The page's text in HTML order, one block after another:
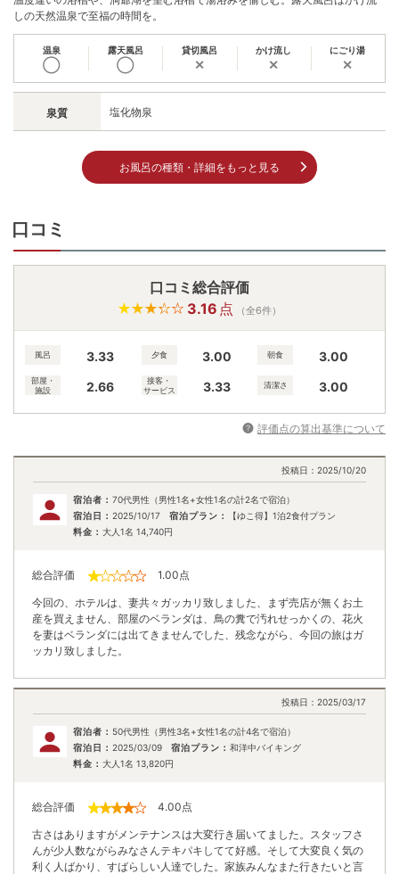
しの天然温泉で至福の時間を。
温泉
◯
露天風呂
◯
貸切風呂
✕
かけ流し
✕
にごり湯
✕
泉質 塩化物泉
お風呂の種類・詳細をもっと見る
口コミ
口コミ総合評価
3.16 点 （全6件）
風呂 3.33 夕食 3.00 朝食 3.00
部屋・
施設
2.66
接客・
サービス
3.33 清潔さ 3.00
評価点の算出基準について
投稿日： 2025/10/20
宿泊者： 70代男性（男性1名+女性1名の計2名で宿泊）
宿泊日： 2025/10/17 宿泊プラン：
【ゆこ得】1泊2食付プラン
料金： 大人1名 14,740円
総合評価 1.00 点
今回の、ホテルは、妻共々ガッカリ致しました、まず売店が無くお土
産を買えません、部屋のベランダは、鳥の糞で汚れせっかくの、花火
を妻はベランダには出てきませんでした、残念ながら、今回の旅はガ
ッカリ致しました。
投稿日： 2025/03/17
宿泊者： 50代男性（男性3名+女性1名の計4名で宿泊）
宿泊日： 2025/03/09 宿泊プラン： 和洋中バイキング
料金： 大人1名 13,820円
総合評価 4.00 点
古さはありますがメンテナンスは大変行き届いてました。スタッフさ
んが少人数ながらみなさんテキパキしてて好感。そして大変良く気の
利く人ばかり、すばらしい人達でした。家族みんなまた行きたいと言